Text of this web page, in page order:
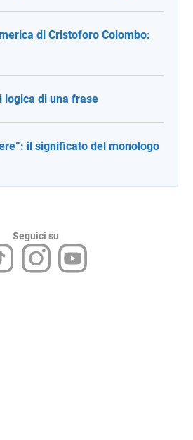
di Cristoforo Colombo:
logica di una frase
il significato del monologo
Seguici su